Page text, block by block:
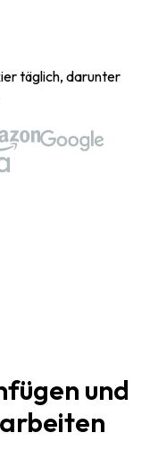
täglich, darunter
und